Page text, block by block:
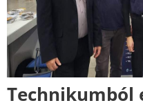
Technikumból